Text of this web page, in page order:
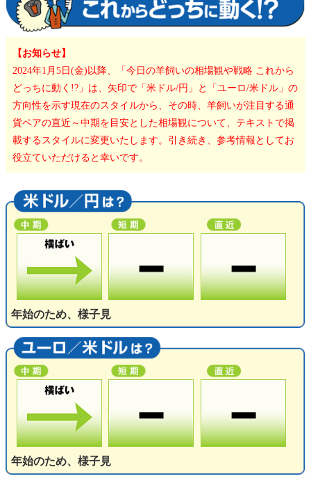
【お知らせ】
2024年1月5日(金)以降、「今日の羊飼いの相場観や戦略 これから
どっちに動く!?」は、矢印で「米ドル/円」と「ユーロ/米ドル」の
方向性を示す現在のスタイルから、その時、羊飼いが注目する通
貨ペアの直近～中期を目安とした相場観について、テキストで掲
載するスタイルに変更いたします。引き続き、参考情報としてお
役立ていただけると幸いです。
年始のため、様子見
年始のため、様子見